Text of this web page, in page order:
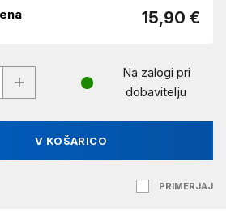
15,90 €
V KOŠARICO
Na zalogi pri
dobavitelju
PRIMERJAJ